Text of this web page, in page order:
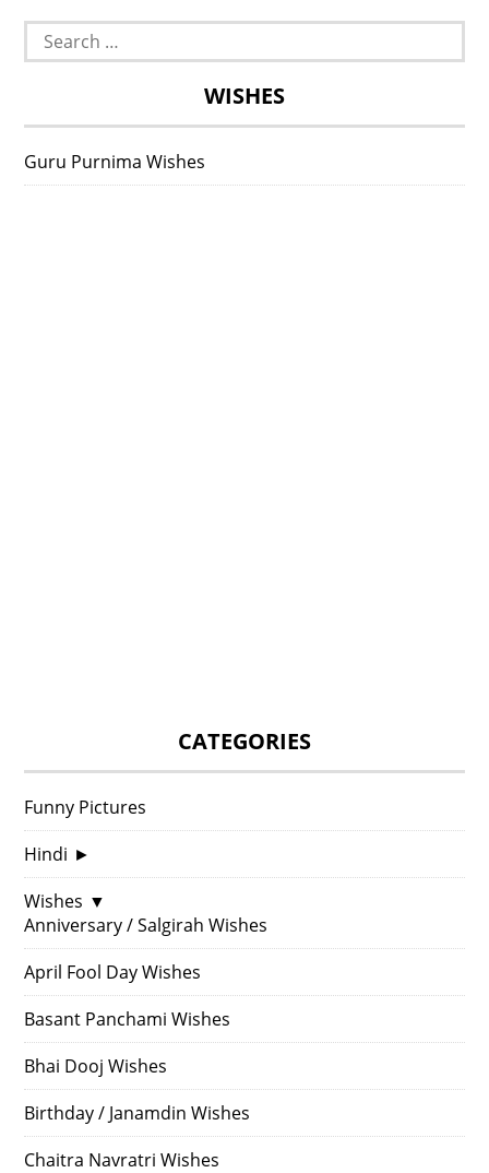
Search
for:
WISHES
Guru Purnima Wishes
CATEGORIES
Funny Pictures
Hindi ►
Wishes ▼
Anniversary / Salgirah Wishes
April Fool Day Wishes
Basant Panchami Wishes
Bhai Dooj Wishes
Birthday / Janamdin Wishes
Chaitra Navratri Wishes